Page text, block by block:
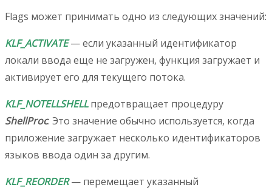
Flags может принимать одно из следующих значений:
KLF_ACTIVATE— если указанный идентификатор
локали ввода еще не загружен, функция загружает и
активирует его для текущего потока.
KLF_NOTELLSHELLпредотвращает процедуру
ShellProc. Это значение обычно используется, когда
приложение загружает несколько идентификаторов
языков ввода один за другим.
KLF_REORDER— перемещает указанный